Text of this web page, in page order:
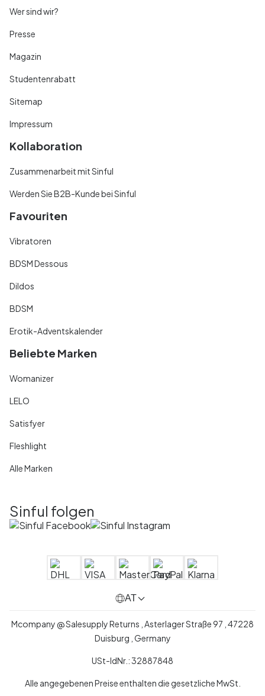
Wer sind wir?
Presse
Magazin
Studentenrabatt
Sitemap
Impressum
Kollaboration
Zusammenarbeit mit Sinful
Werden Sie B2B-Kunde bei Sinful
Favouriten
Vibratoren
BDSM Dessous
Dildos
BDSM
Erotik-Adventskalender
Beliebte Marken
Womanizer
LELO
Satisfyer
Fleshlight
Alle Marken
Sinful folgen
AT
Mcompany @ Salesupply Returns , Asterlager Straße 97 , 47228
Duisburg , Germany
USt-IdNr.: 32887848
Alle angegebenen Preise enthalten die gesetzliche MwSt.